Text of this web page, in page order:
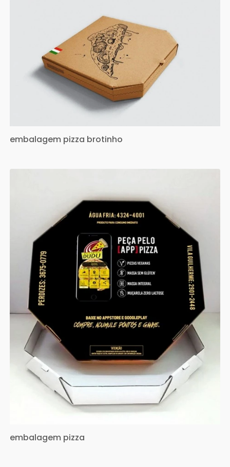
embalagem pizza brotinho
embalagem pizza